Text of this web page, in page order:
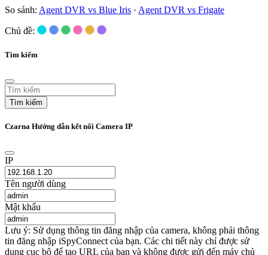
So sánh: Agent DVR vs Blue Iris · Agent DVR vs Frigate
Chủ đề:
Tìm kiếm
Tìm kiếm
Czarna Hướng dẫn kết nối Camera IP
IP
Tên người dùng
Mật khẩu
Lưu ý: Sử dụng thông tin đăng nhập của camera, không phải thông
tin đăng nhập iSpyConnect của bạn. Các chi tiết này chỉ được sử
dụng cục bộ để tạo URL của bạn và không được gửi đến máy chủ